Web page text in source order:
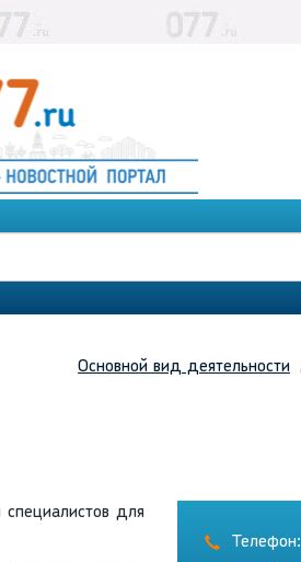
Основной вид деятельности
для
Телефон: